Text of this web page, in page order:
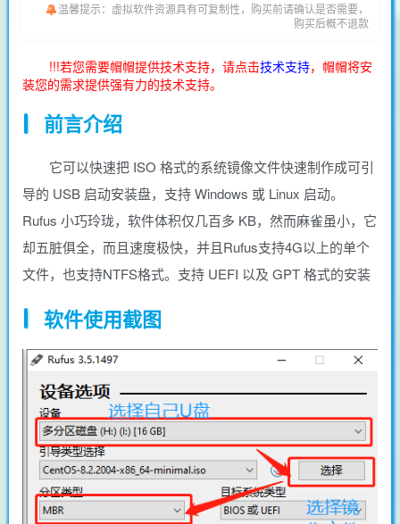
温馨提示：虚拟软件资源具有可复制性，购买前请确认是否需要，
购买后概不退款
!!!若您需要帽帽提供技术支持，请点击技术支持，帽帽将安
装您的需求提供强有力的技术支持。
前言介绍
它可以快速把 ISO 格式的系统镜像文件快速制作成可引
导的 USB 启动安装盘，支持 Windows 或 Linux 启动。
Rufus 小巧玲珑，软件体积仅几百多 KB，然而麻雀虽小，它
却五脏俱全，而且速度极快，并且Rufus支持4G以上的单个
文件，也支持NTFS格式。支持 UEFI 以及 GPT 格式的安装
软件使用截图